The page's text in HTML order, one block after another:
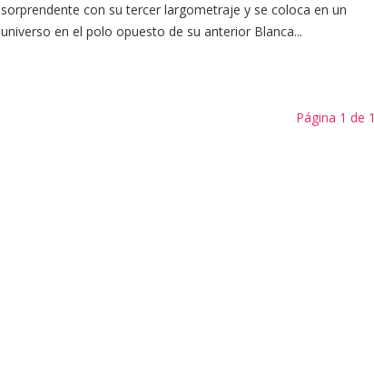
sorprendente con su tercer largometraje y se coloca en un
universo en el polo opuesto de su anterior Blanca...
Página 1 de 1